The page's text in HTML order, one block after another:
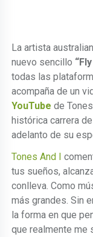
La artista
nuevo sencillo
todas las
acompaña de un
YouTube de
histórica carrera
adelanto de su
Tones And I
tus sueños,
conlleva. Como
más grandes. Sin
la forma en que
que realmente me